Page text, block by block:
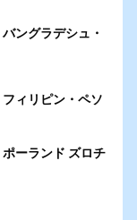
ングラデシュ・
ィリピン・ペソ
ーランド ズロチ